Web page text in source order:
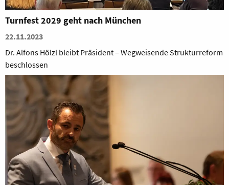
Turnfest 2029 geht nach München
22.11.2023
Dr. Alfons Hölzl bleibt Präsident – Wegweisende Strukturreform
beschlossen